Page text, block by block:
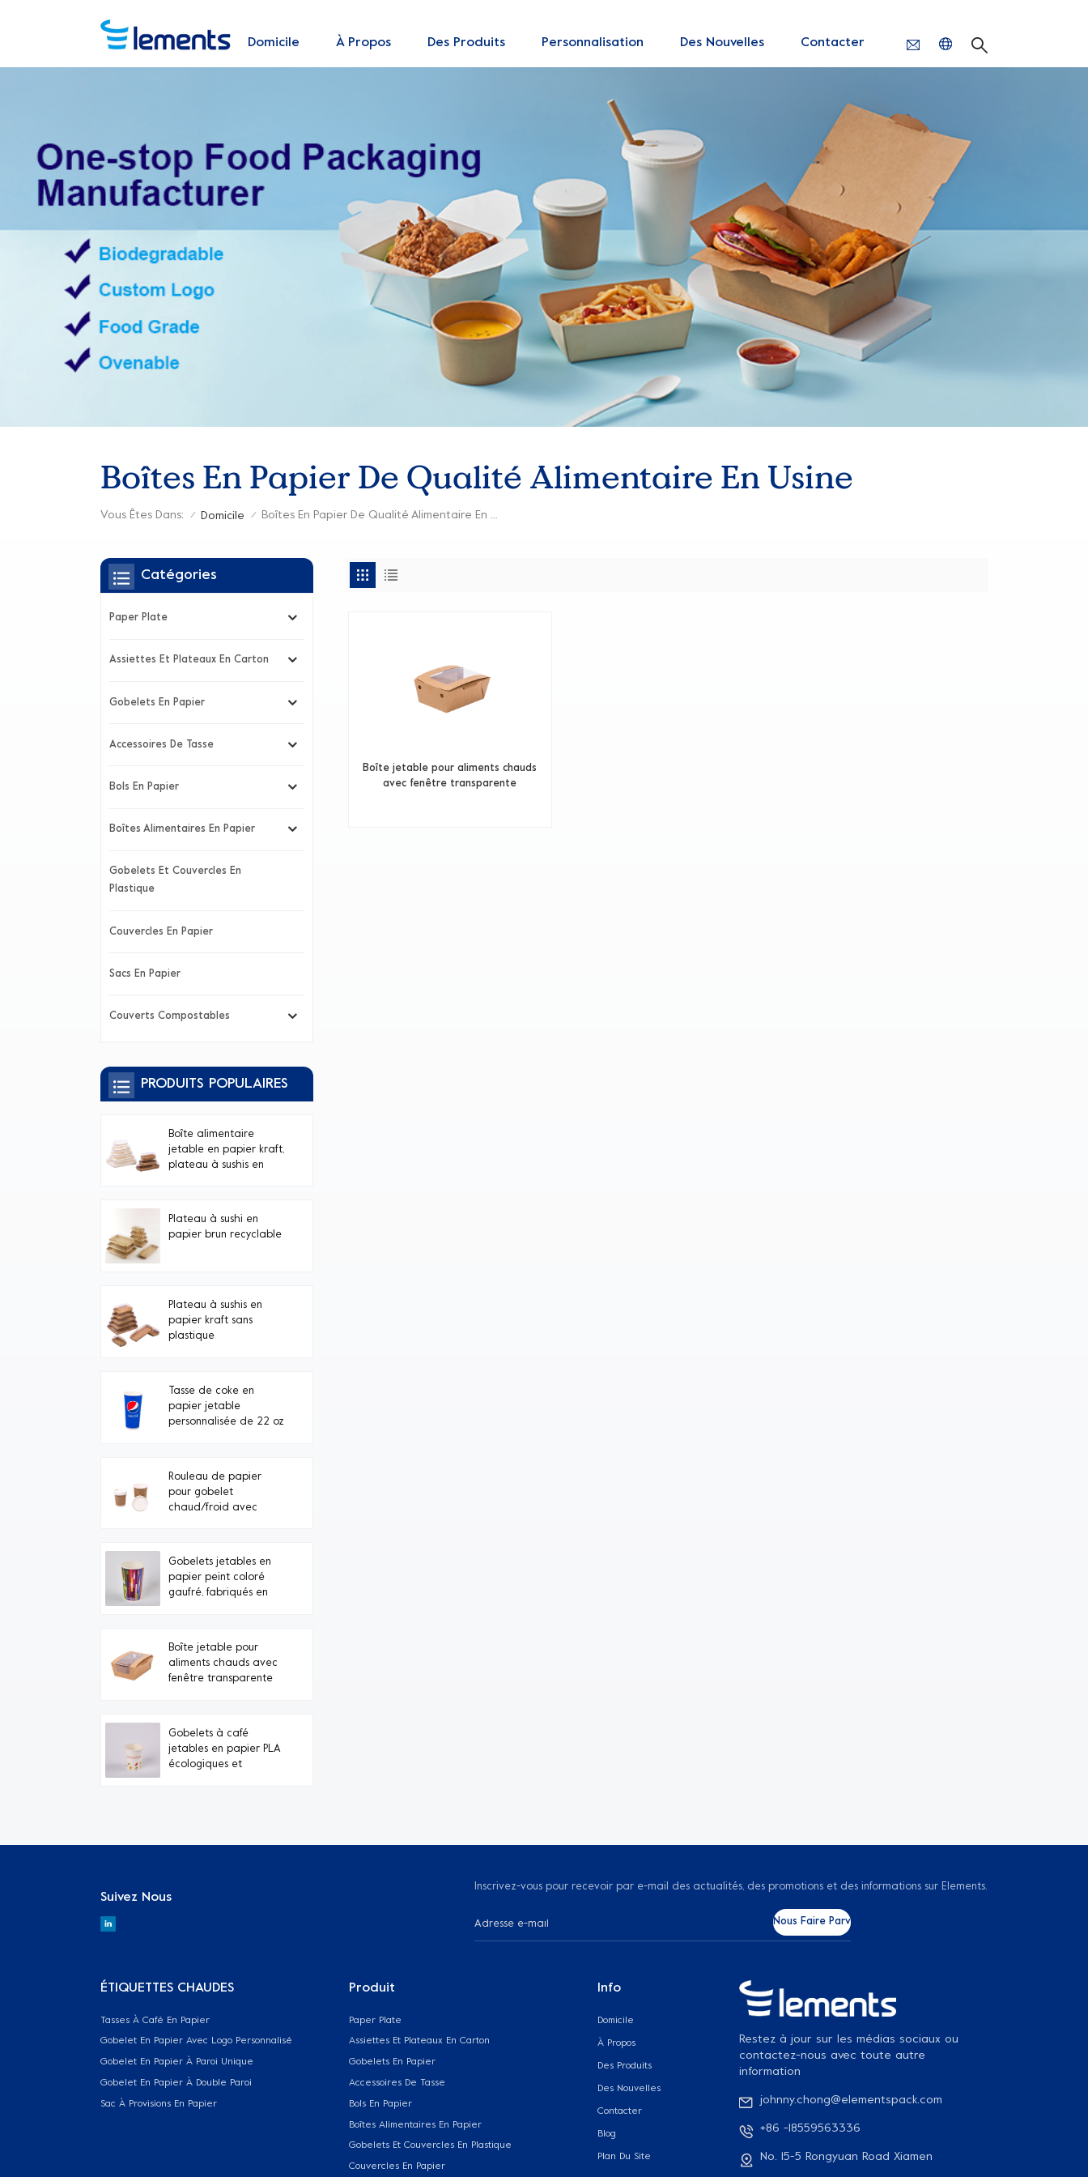
Domicile À Propos Des Produits Personnalisation Des Nouvelles Contacter
Boîtes En Papier De Qualité Alimentaire En Usine
Vous Êtes Dans: / Domicile / Boîtes En Papier De Qualité Alimentaire En Usine
Boîte jetable pour aliments chauds
avec fenêtre transparente
Catégories
Paper Plate
Assiettes Et Plateaux En Carton
Gobelets En Papier
Accessoires De Tasse
Bols En Papier
Boîtes Alimentaires En Papier
Gobelets Et Couvercles En
Plastique
Couvercles En Papier
Sacs En Papier
Couverts Compostables
PRODUITS POPULAIRES
Boîte alimentaire
jetable en papier kraft,
plateau à sushis en
Plateau à sushi en
papier brun recyclable
Plateau à sushis en
papier kraft sans
plastique
Tasse de coke en
papier jetable
personnalisée de 22 oz
Rouleau de papier
pour gobelet
chaud/froid avec
Gobelets jetables en
papier peint coloré
gaufré, fabriqués en
Boîte jetable pour
aliments chauds avec
fenêtre transparente
Gobelets à café
jetables en papier PLA
écologiques et
Suivez Nous
Inscrivez-vous pour recevoir par e-mail des actualités, des promotions et des informations sur Elements.
ÉTIQUETTES CHAUDES
Tasses À Café En Papier
Gobelet En Papier Avec Logo Personnalisé
Gobelet En Papier À Paroi Unique
Gobelet En Papier À Double Paroi
Sac À Provisions En Papier
Produit
Paper Plate
Assiettes Et Plateaux En Carton
Gobelets En Papier
Accessoires De Tasse
Bols En Papier
Boîtes Alimentaires En Papier
Gobelets Et Couvercles En Plastique
Couvercles En Papier
Info
Domicile
À Propos
Des Produits
Des Nouvelles
Contacter
Blog
Plan Du Site
Restez à jour sur les médias sociaux ou
contactez-nous avec toute autre
information
johnny.chong@elementspack.com
+86 -18559563336
No. 15-5 Rongyuan Road Xiamen